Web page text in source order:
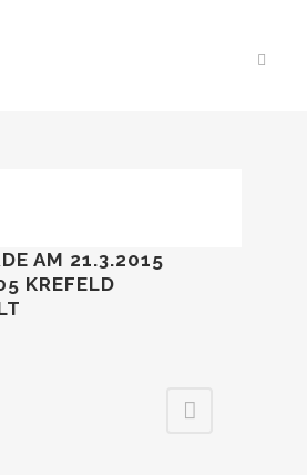
AM 21.3.2015
KREFELD